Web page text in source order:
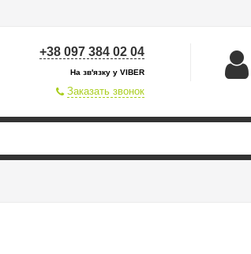
+38 097 384 02 04
На зв'язку у VIBER
Заказать звонок